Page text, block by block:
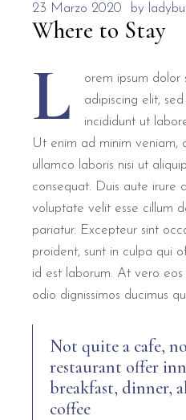
23 Marzo 2020 by
Where to Stay
L
orem ipsum dolor
adipiscing elit,
incididunt ut
Ut enim ad minim veniam,
ullamco laboris nisi ut
consequat. Duis aute irure
voluptate velit esse cillum
pariatur. Excepteur sint
proident, sunt in culpa qui
id est laborum. At vero
odio dignissimos ducimus
Not quite a cafe,
restaurant offer
breakfast, dinner,
coffee